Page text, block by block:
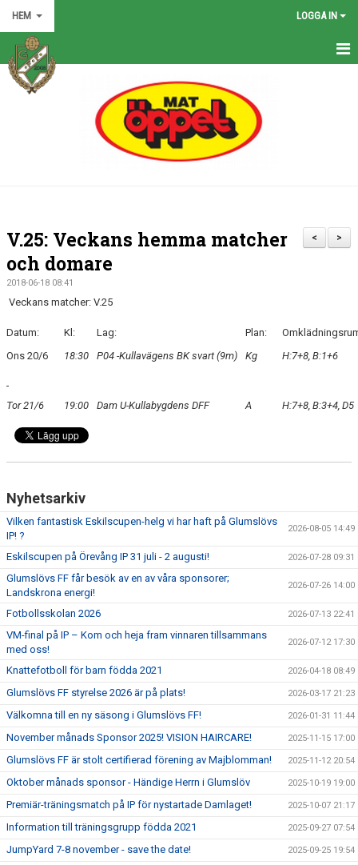
HEM LOGGA IN
HEM
KALENDER
BILDGALLERI
VÅRA LAG
KLÄDKOLLEKTION
FOTBOLLSSKOLAN 2026
>
<
V.25: Veckans hemma matcher
och domare
2018-06-18 08:41
Veckans matcher: V.25
Datum: Kl: Lag: Plan:
Ons 20/6
18:30 P04 -Kullavägens BK svart (9m) Kg H:7+8, B:1+6
Tor 21/6 19:00 Dam U-Kullabygdens DFF A H:7+8, B:3+4, D5
Nyhetsarkiv
Vilken fantastisk Eskilscupen-helg vi har haft på Glumslövs
IP! ?
2026-08-05 14:49
Eskilscupen på Örevång IP 31 juli - 2 augusti! 2026-07-28 09:31
Glumslövs FF får besök av en av våra sponsorer;
Landskrona energi!
2026-07-26 14:00
Fotbollsskolan 2026 2026-07-13 22:41
VM-final på IP – Kom och heja fram vinnaren tillsammans
med oss!
2026-07-12 17:30
Knattefotboll för barn födda 2021 2026-04-18 08:49
Glumslövs FF styrelse 2026 är på plats! 2026-03-17 21:23
Välkomna till en ny säsong i Glumslövs FF! 2026-01-31 11:44
November månads Sponsor 2025! VISION HAIRCARE! 2025-11-15 17:00
Glumslövs FF är stolt certifierad förening av Majblomman! 2025-11-12 20:54
Oktober månads sponsor - Händige Herrn i Glumslöv 2025-10-19 19:00
Premiär-träningsmatch på IP för nystartade Damlaget! 2025-10-07 21:17
Information till träningsgrupp födda 2021 2025-09-27 07:54
JumpYard 7-8 november - save the date! 2025-09-25 19:54